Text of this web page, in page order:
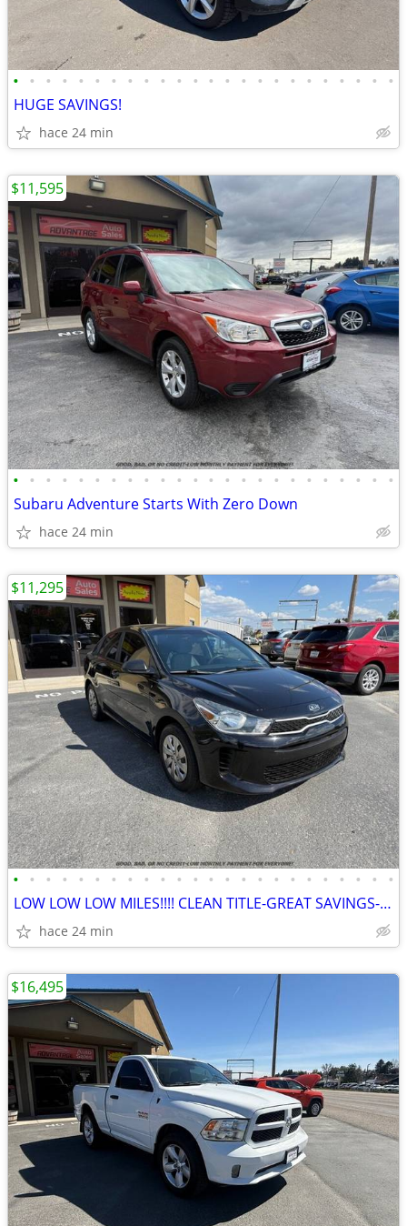
• • • • • • • • • • • • • • • • • • • • • • • •
HUGE SAVINGS!
hace 24 min
• • • • • • • • • • • • • • • • • • • • • • • •
Subaru Adventure Starts With Zero Down
hace 24 min
$11,595
• • • • • • • • • • • • • • • • • • • • • • • •
LOW LOW LOW MILES!!!! CLEAN TITLE-GREAT SAVINGS-INSTANT FINANCING-LO
hace 24 min
$11,295
$16,495